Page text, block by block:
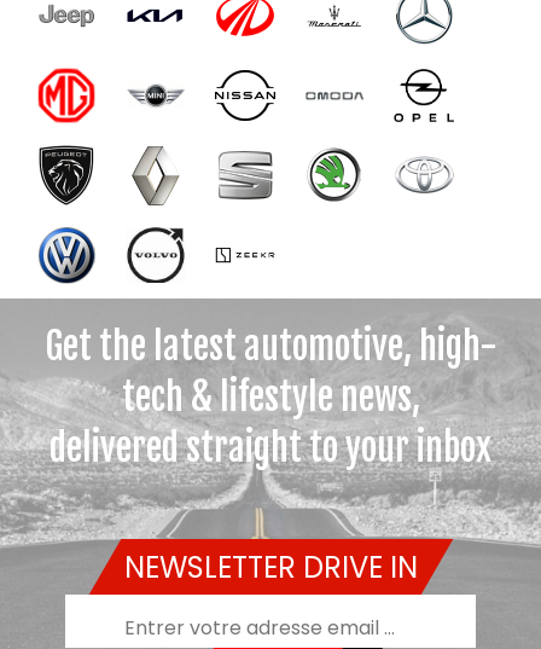
Get the latest automotive, high-
tech & lifestyle news,
delivered straight to your inbox
NEWSLETTER DRIVE IN